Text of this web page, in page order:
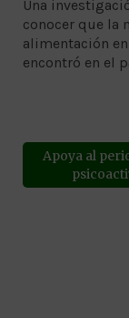
Una
conocer que la
alimentación
encontró en el
Apoya al